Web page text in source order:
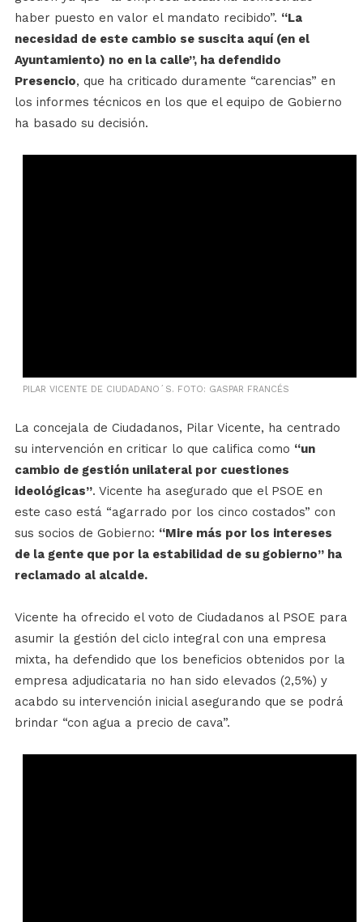
haber puesto en valor el mandato recibido”. “La
necesidad de este cambio se suscita aquí (en el
Ayuntamiento) no en la calle”, ha defendido
Presencio, que ha criticado duramente “carencias” en
los informes técnicos en los que el equipo de Gobierno
ha basado su decisión.
PILAR VICENTE DE CIUDADANO´S. FOTO: GASPAR FRANCÉS
La concejala de Ciudadanos, Pilar Vicente, ha centrado
su intervención en criticar lo que califica como “un
cambio de gestión unilateral por cuestiones
ideológicas”. Vicente ha asegurado que el PSOE en
este caso está “agarrado por los cinco costados” con
sus socios de Gobierno: “Mire más por los intereses
de la gente que por la estabilidad de su gobierno” ha
reclamado al alcalde.
Vicente ha ofrecido el voto de Ciudadanos al PSOE para
asumir la gestión del ciclo integral con una empresa
mixta, ha defendido que los beneficios obtenidos por la
empresa adjudicataria no han sido elevados (2,5%) y
acabdo su intervención inicial asegurando que se podrá
brindar “con agua a precio de cava”.